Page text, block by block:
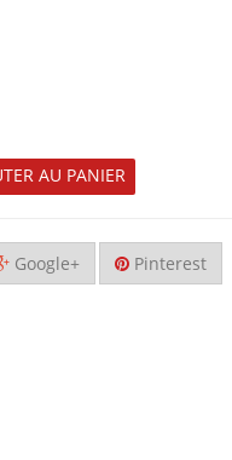
AU PANIER
Google+ Pinterest